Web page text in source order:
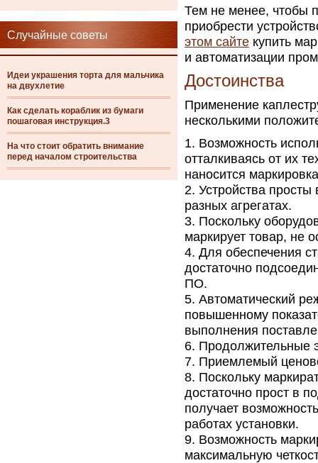
Случайные советы
Идеи украшения торта для мальчика
на двухлетие
Как сделать кораблик из бумаги
пошаговая инструкция.3
На что стоит обратить внимание
перед началом строительства
Тем не менее, чтобы
приобрести
этом сайте купить
и автоматизации
Достоинства
Применение
несколькими
Возможность
отталкиваясь от их
наносится
Устройства просты
разных агрегатах.
Поскольку
маркирует товар, не
Для обеспечения
достаточно
ПО.
Автоматический
повышенному
выполнения
Продолжительные
Приемлемый
Поскольку
достаточно прост в
получает
работах установки.
Возможность
максимальную